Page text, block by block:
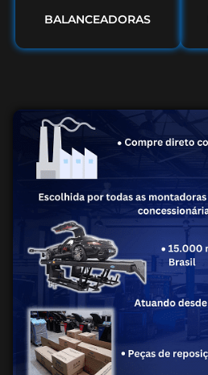
BALANCEADORAS